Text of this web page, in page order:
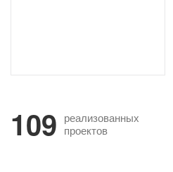
109 реализованных
проектов